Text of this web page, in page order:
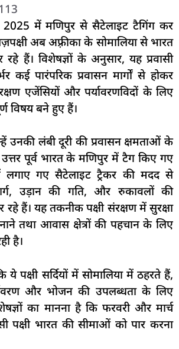
2025 में मणिपुर से सैटेलाइट टैगिंग कर
अब अफ़्रीका के सोमालिया से भारत
हैं। विशेषज्ञों के अनुसार, यह प्रवासी
कई पारंपरिक प्रवासन मार्गों से होकर
एजेंसियों और पर्यावरणविदों के लिए
विषय बने हुए हैं।
उनकी लंबी दूरी की प्रवासन क्षमताओं के
पूर्व भारत के मणिपुर में टैग किए गए
लगाए गए सैटेलाइट ट्रैकर की मदद से
उड़ान की गति, और रुकावलों की
रहे हैं। यह तकनीक पक्षी संरक्षण में सुरक्षा
तथा आवास क्षेत्रों की पहचान के लिए
है।
ये पक्षी सर्दियों में सोमालिया में ठहरते हैं,
और भोजन की उपलब्धता के लिए
का मानना है कि फरवरी और मार्च
पक्षी भारत की सीमाओं को पार करना